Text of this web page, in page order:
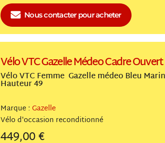
Nous contacterpour acheter
Vélo VTC Gazelle Médeo Cadre Ouvert
Vélo VTC Femme Gazelle médeo Bleu
Hauteur 49
Marque :Gazelle
Vélo
reconditionné
449,00 €